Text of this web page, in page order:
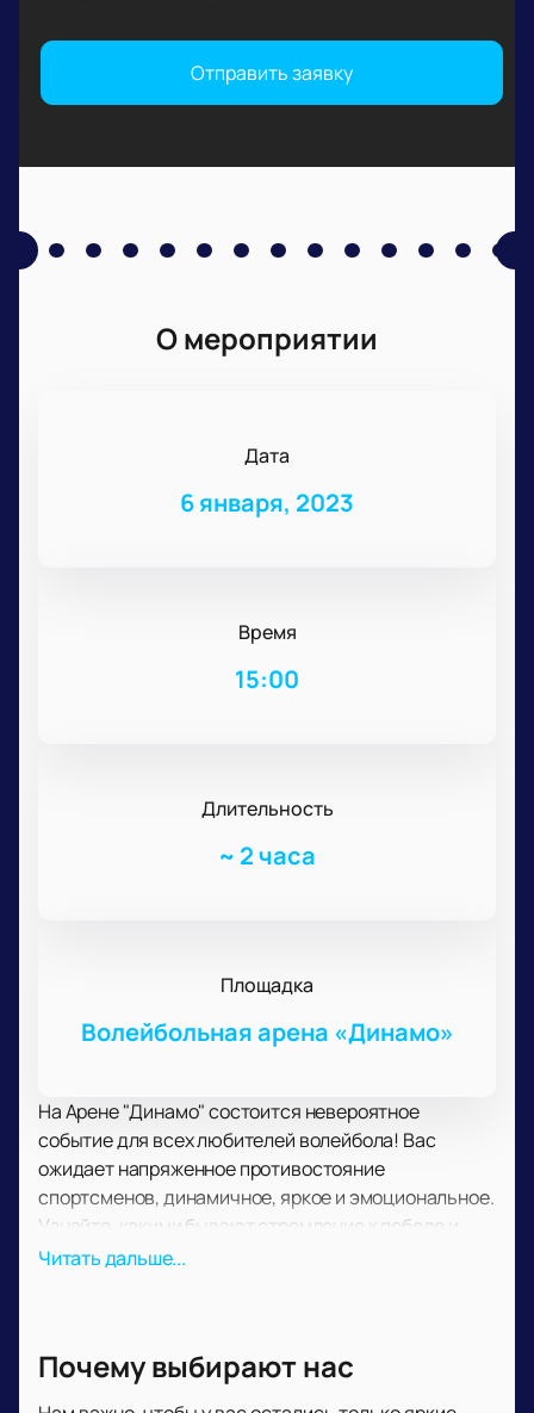
Отправить заявку
О мероприятии
Дата
6 января, 2023
Время
15:00
Длительность
~ 2 часа
Площадка
Волейбольная арена «Динамо»
На Арене "Динамо" состоится невероятное
событие для всех любителей волейбола! Вас
ожидает напряженное противостояние
спортсменов, динамичное, яркое и эмоциональное.
Узнайте, какими бывают стремление к победе и
настоящий драйв! В напряженном столкновении
У вас есть редкая возможность ощутить себя
Читать дальше...
Почему выбирают нас